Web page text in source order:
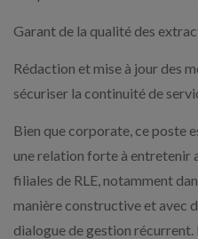
Garant de la qualité des
Rédaction et mise à jour des
sécuriser la continuité de
Bien que corporate, ce poste
une relation forte à entretenir
filiales de RLE, notamment
manière constructive et avec
dialogue de gestion